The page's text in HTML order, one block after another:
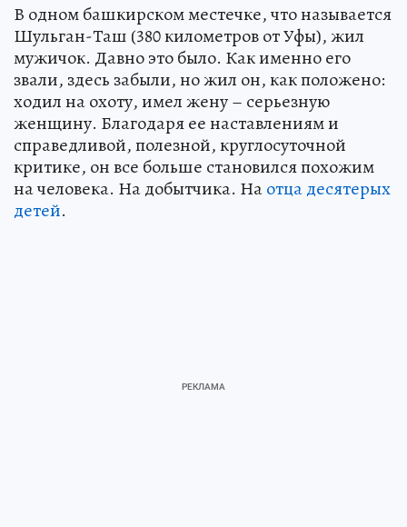
В одном башкирском местечке, что называется
Шульган-Таш (380 километров от Уфы), жил
мужичок. Давно это было. Как именно его
звали, здесь забыли, но жил он, как положено:
ходил на охоту, имел жену – серьезную
женщину. Благодаря ее наставлениям и
справедливой, полезной, круглосуточной
критике, он все больше становился похожим
на человека. На добытчика. Наотца десятерых
детей.